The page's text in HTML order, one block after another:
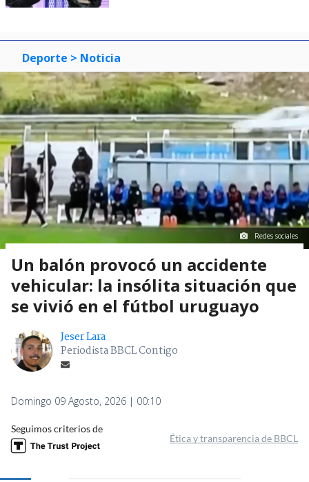
Deporte > Noticia
Redes sociales
Un balón provocó un accidente
vehicular: la insólita situación que
se vivió en el fútbol uruguayo
Jeser Lara
Periodista BBCL Contigo
Domingo 09 Agosto, 2026 | 00:10
Seguimos criterios de
Ética y transparencia de BBCL